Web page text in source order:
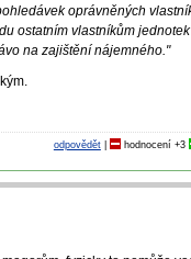
oprávněných
ostatním vlastníkům jednotek
na zajištění nájemného."
odpovědět| hodnocení +3